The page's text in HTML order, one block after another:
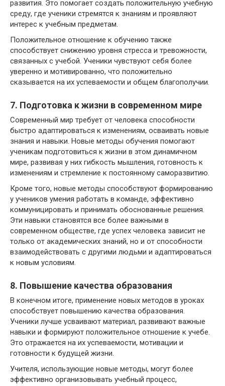
развития. Это помогает создать положительную учебную
среду, где ученики стремятся к знаниям и проявляют
интерес к учебным предметам.
Положительное отношение к обучению также
способствует снижению уровня стресса и тревожности,
связанных с учебой. Ученики чувствуют себя более
уверенно и мотивированно, что положительно
сказывается на их успеваемости и общем благополучии.
7. Подготовка к жизни в современном мире
Современный мир требует от человека способности
быстро адаптироваться к изменениям, осваивать новые
знания и навыки. Новые методы обучения помогают
ученикам подготовиться к жизни в этом динамичном
мире, развивая у них гибкость мышления, готовность к
изменениям и стремление к постоянному саморазвитию.
Кроме того, новые методы способствуют формированию
у учеников умения работать в команде, эффективно
коммуницировать и принимать обоснованные решения.
Эти навыки становятся все более важными в
современном обществе, где успех человека зависит не
только от академических знаний, но и от способности
взаимодействовать с другими людьми и адаптироваться
к новым условиям.
8. Повышение качества образования
В конечном итоге, применение новых методов в уроках
способствует повышению качества образования.
Ученики лучше усваивают материал, развивают важные
навыки и формируют положительное отношение к учебе.
Это отражается на их успеваемости, мотивации и
готовности к будущей жизни.
Учителя, использующие новые методы, могут более
эффективно организовывать учебный процесс,